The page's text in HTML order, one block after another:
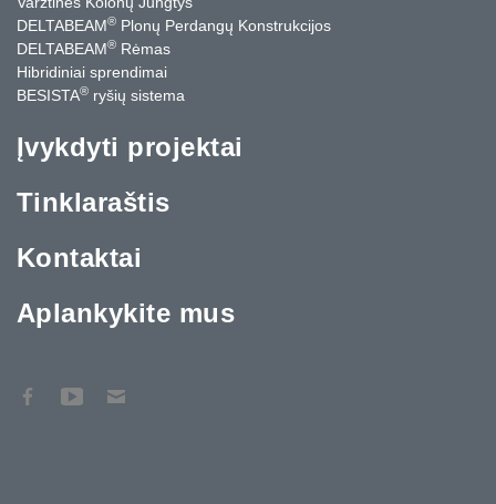
DELTABEAM® Plonų Perdangų Konstrukcijos
DELTABEAM® Rėmas
Hibridiniai sprendimai
BESISTA® ryšių sistema
Įvykdyti projektai
Tinklaraštis
Kontaktai
Aplankykite mus